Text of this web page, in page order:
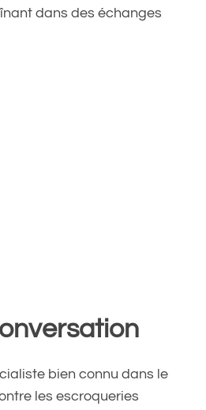
dans des échanges
bien connu dans le
les escroqueries